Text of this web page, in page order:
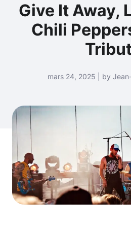
Give It Away,
Chili
mars 24, 2025 | by